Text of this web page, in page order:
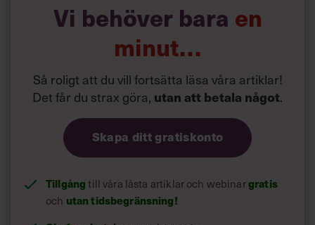
konstaterade att i Sverige är det väldigt ont om svettiga,
arga och tjocka chefer.
I Sverige är chefer svala, lagom slanka och med ett stabilt
humör. Svenska chefer påminner om ordentligt
framodlade, trevliga familjehundar.
I USA, däremot, anses det inte som ett nederlag att bli
arg. Det kan rent av betraktas som en styrka att våga ta i.
Att vara tydlig, bitsk och beslutssnabb. Precis som i
polisserierna på tv.
skandinaviska variant av chefskap. Får man alla med sig
går det snabbt att uträtta saker. Har alla känt sig delaktiga
Vi behöver bara en
minut…
Så roligt att du vill fortsätta läsa våra artiklar!
Det får du strax göra, utan att betala något.
Skapa ditt gratiskonto
Tillgångtill våra låsta artiklar och webinargratis
och utan tidsbegränsning!